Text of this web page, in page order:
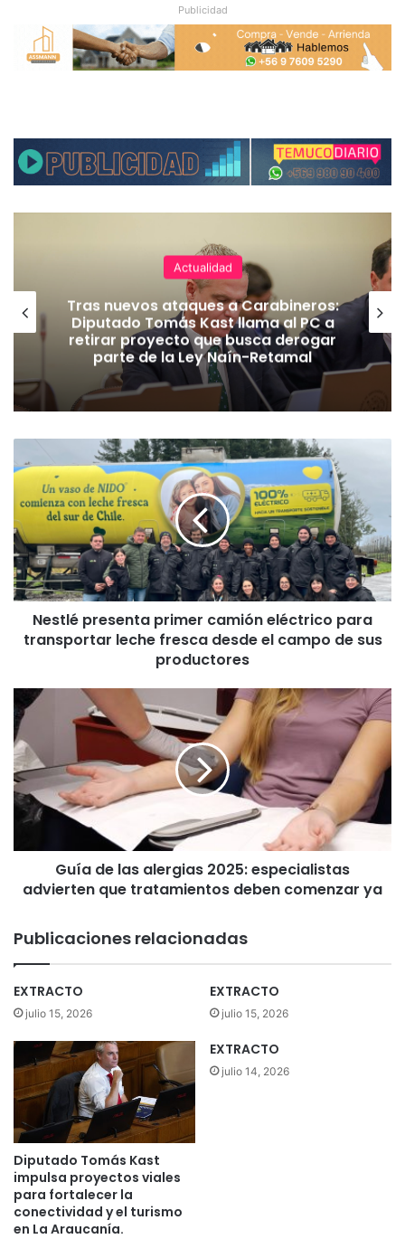
Publicidad
Actualidad
Tras nuevos ataques a Carabineros:
Diputado Tomás Kast llama al PC a
retirar proyecto que busca derogar
parte de la Ley Naín-Retamal
e
l
é
p
r
e
p
r
i
m
e
r
e
l
c
t
c
o
a
a
r
a
Nestlé presenta primer camión eléctrico para
transportar leche fresca desde el campo de sus
productores
u
í
a
d
e
s
g
i
2
0
:
s
p
e
c
i
a
Guía de las alergias 2025: especialistas
advierten que tratamientos deben comenzar ya
Publicaciones relacionadas
EXTRACTO
julio 15, 2026
EXTRACTO
julio 15, 2026
Diputado Tomás Kast
impulsa proyectos viales
para fortalecer la
conectividad y el turismo
en La Araucanía.
EXTRACTO
julio 14, 2026